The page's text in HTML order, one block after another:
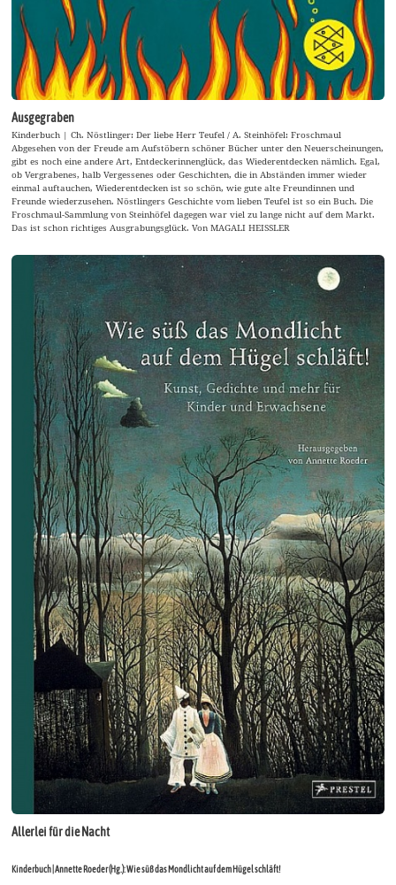
Ausgegraben
Kinderbuch | Ch. Nöstlinger: Der liebe Herr Teufel / A. Steinhöfel: Froschmaul
Abgesehen von der Freude am Aufstöbern schöner Bücher unter den Neuerscheinungen,
gibt es noch eine andere Art, Entdeckerinnenglück, das Wiederentdecken nämlich. Egal,
ob Vergrabenes, halb Vergessenes oder Geschichten, die in Abständen immer wieder
einmal auftauchen, Wiederentdecken ist so schön, wie gute alte Freundinnen und
Freunde wiederzusehen. Nöstlingers Geschichte vom lieben Teufel ist so ein Buch. Die
Froschmaul-Sammlung von Steinhöfel dagegen war viel zu lange nicht auf dem Markt.
Das ist schon richtiges Ausgrabungsglück. Von MAGALI HEISSLER
Allerlei für die Nacht
Kinderbuch | Annette Roeder (Hg.): Wie süß das Mondlicht auf dem Hügel schläft!